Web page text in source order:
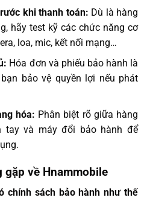
khi thanh toán: Dù là hàng
hãy test kỹ các chức năng cơ
loa, mic, kết nối mạng…
Hóa đơn và phiếu bảo hành là
bảo vệ quyền lợi nếu phát
hóa: Phân biệt rõ giữa hàng
tay và máy đổi bảo hành để
về Hnammobile
chính sách bảo hành như thế